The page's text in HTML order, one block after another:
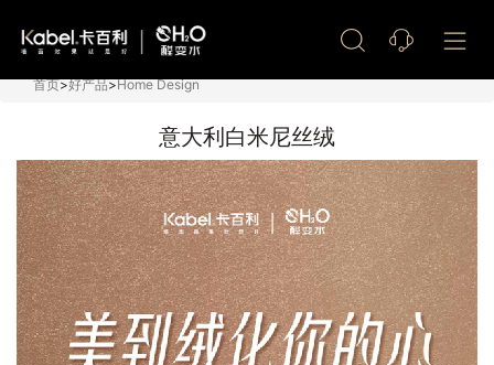
首页>好产品>Home Design
意大利白米尼丝绒